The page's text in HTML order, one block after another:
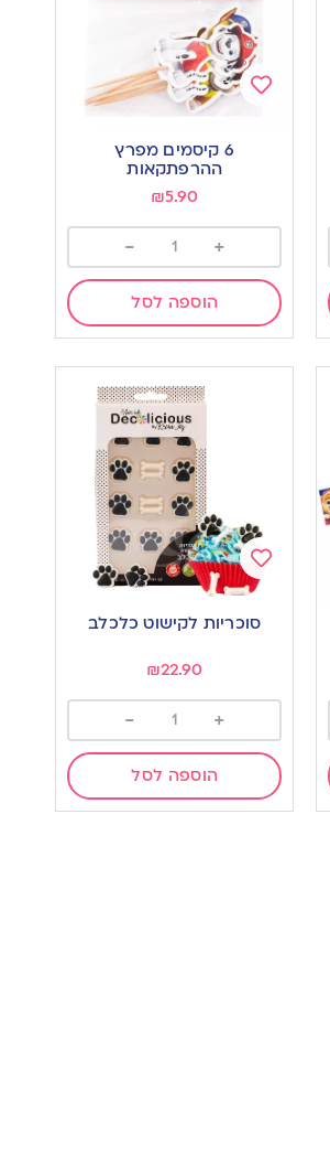
wishlist
6 קיסמים מפרץ
ההרפתקאות
₪5.90
+
-
הוספה לסל
Add
סוכריות לקישוט כלכלב
₪22.90
+
-
הוספה לסל